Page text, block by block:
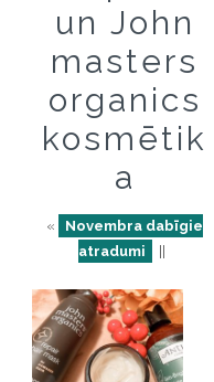
un John
masters
organics
kosmētik
a
«
Novembra dabīgie
atradumi